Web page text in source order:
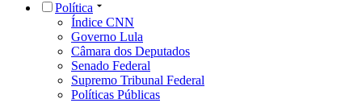
Política
Índice CNN
Governo Lula
Câmara dos Deputados
Senado Federal
Supremo Tribunal Federal
Políticas Públicas